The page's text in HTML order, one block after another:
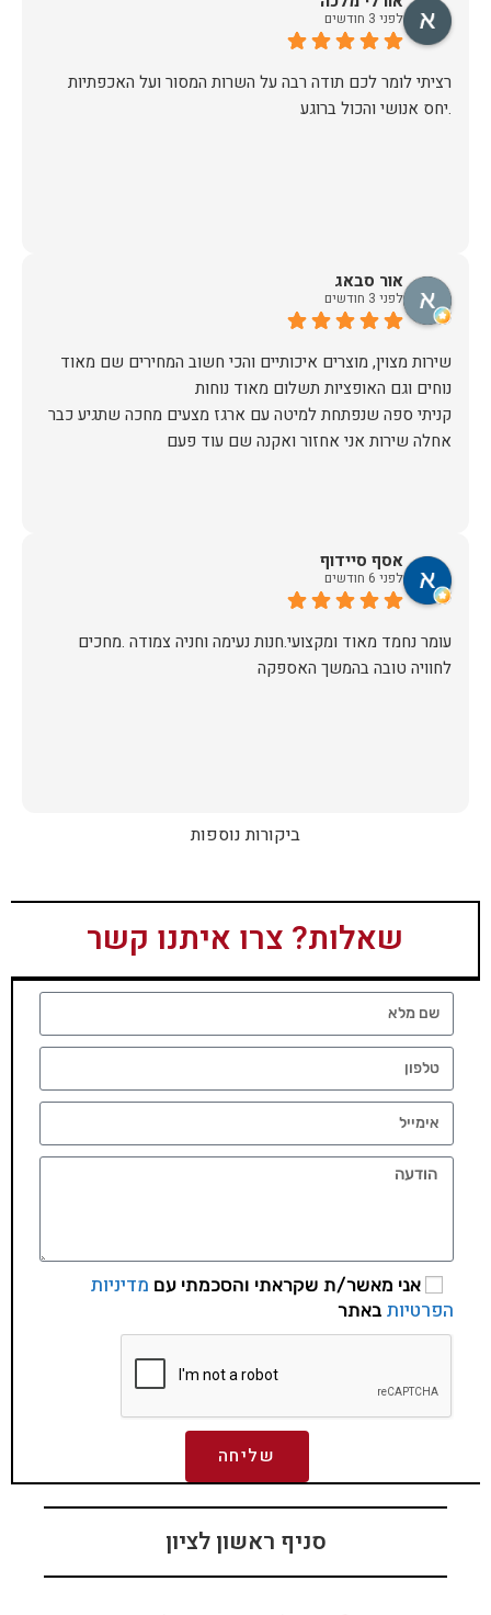
לפני 3 חודשים
רציתי לומר לכם תודה רבה על השרות המסור ועל האכפתיות
.יחס אנושי והכול ברוגע
אור סבאג
לפני 3 חודשים
שירות מצוין, מוצרים איכותיים והכי חשוב המחירים שם מאוד
קניתי ספה שנפתחת למיטה עם ארגז מצעים מחכה שתגיע כבר
אחלה שירות אני אחזור ואקנה שם עוד פעם
אסף סיידוף
לפני 6 חודשים
עומר נחמד מאוד ומקצועי.חנות נעימה וחניה צמודה .מחכים
לחוויה טובה בהמשך האספקה
ביקורות נוספות
שאלות? צרו איתנו קשר
אני מאשר/ת שקראתי והסכמתי עם מדיניות
הפרטיות באתר
שליחה
סניף ראשון לציון